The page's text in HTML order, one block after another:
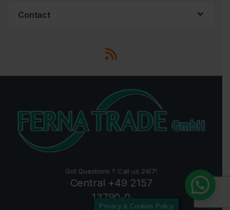
Contact
Got Questions ? Call us 24/7!
Central +49 2157
13790-0
Privacy & Cookies Policy